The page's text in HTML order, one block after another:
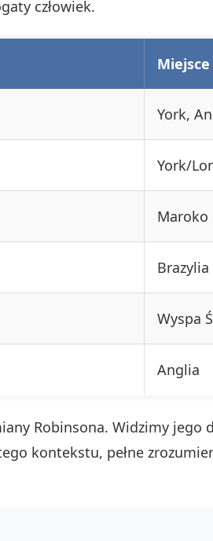
człowiek.
Miejsce
York,
York/
Maroko
Brazylia
Wyspa
Anglia
Robinsona. Widzimy jego
kontekstu, pełne